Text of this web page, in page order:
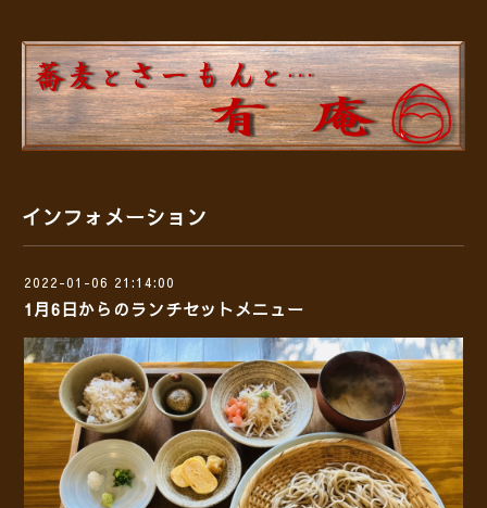
インフォメーション
2022-01-06 21:14:00
1月6日からのランチセットメニュー